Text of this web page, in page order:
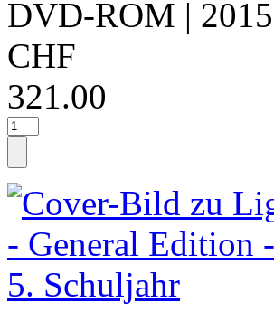
DVD-ROM | 2015
CHF
321.00